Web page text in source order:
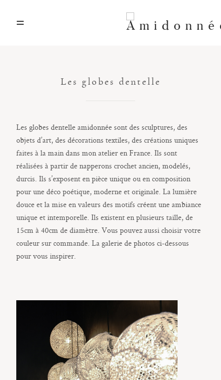
Les globes dentelle
Les globes dentelle amidonnée sont des sculptures, des
objets d’art, des décorations textiles, des créations uniques
faites à la main dans mon atelier en France. Ils sont
réalisées à partir de napperons crochet ancien, modelés,
durcis. Ils s’exposent en pièce unique ou en composition
pour une déco poétique, moderne et originale. La lumière
douce et la mise en valeurs des motifs créent une ambiance
unique et intemporelle. Ils existent en plusieurs taille, de
15cm à 40cm de diamètre. Vous pouvez aussi choisir votre
couleur sur commande. La galerie de photos ci-dessous
pour vous inspirer.
Art textile
Artisanat d’art
Location décors
Contact
E-shop